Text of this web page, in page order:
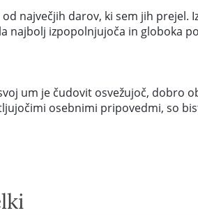
največjih darov, ki sem jih
najbolj izpopolnjujoča in globoka
um je čudovit osvežujoč, dobro
osebnimi pripovedmi, so